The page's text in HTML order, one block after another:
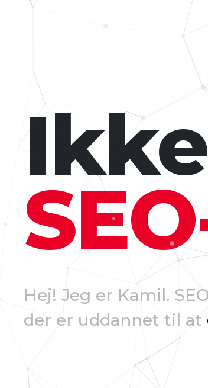
Hej! Jeg er Kamil.
der er uddannet til at